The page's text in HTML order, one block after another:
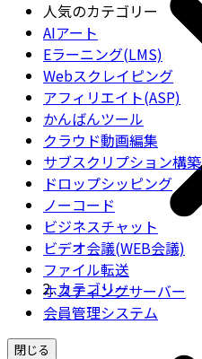
人気のカテゴリー
AIアート
Eラーニング(LMS)
Webスクレイピング
アフィリエイト(ASP)
かんばんツール
クラウド動画編集
サブスクリプション構築
ドロップシッピング
ノーコード
ビジネスチャット
ビデオ会議(WEB会議)
ファイル転送
ホスティングサーバー
会員管理システム
閉じる
カテゴリー